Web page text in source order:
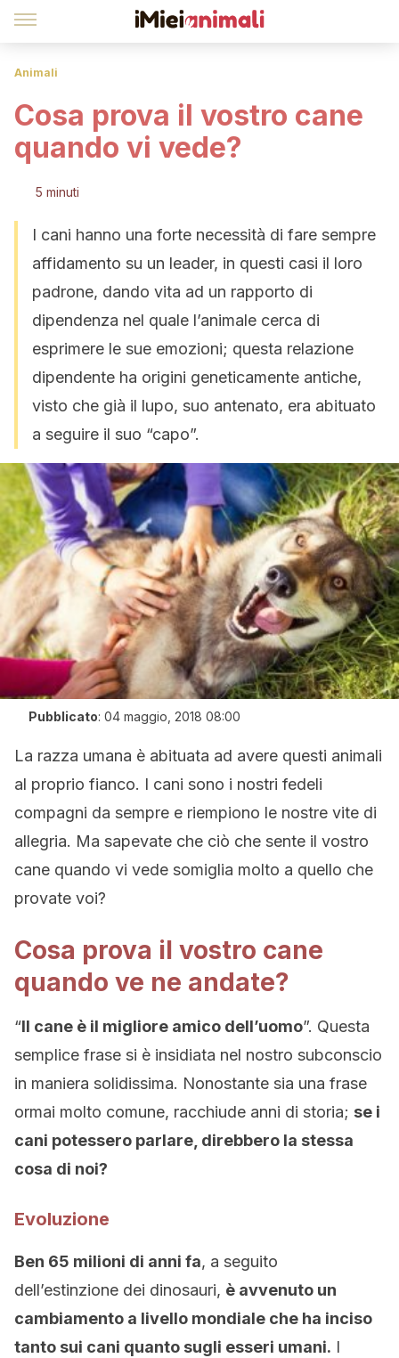
Animali
Cosa prova il vostro cane
quando vi vede?
5 minuti
I cani hanno una forte necessità di fare sempre
affidamento su un leader, in questi casi il loro
padrone, dando vita ad un rapporto di
dipendenza nel quale l’animale cerca di
esprimere le sue emozioni; questa relazione
dipendente ha origini geneticamente antiche,
visto che già il lupo, suo antenato, era abituato
a seguire il suo “capo”.
Pubblicato: 04 maggio, 2018 08:00
La razza umana è abituata ad avere questi animali
al proprio fianco. I cani sono i nostri fedeli
compagni da sempre e riempiono le nostre vite di
allegria. Ma sapevate che ciò che sente il vostro
cane quando vi vede somiglia molto a quello che
provate voi?
Cosa prova il vostro cane
quando ve ne andate?
“Il cane è il migliore amico dell’uomo”. Questa
semplice frase si è insidiata nel nostro subconscio
in maniera solidissima. Nonostante sia una frase
ormai molto comune, racchiude anni di storia; se i
cani potessero parlare, direbbero la stessa
cosa di noi?
Evoluzione
Ben 65 milioni di anni fa, a seguito
dell’estinzione dei dinosauri, è avvenuto un
cambiamento a livello mondiale che ha inciso
tanto sui cani quanto sugli esseri umani. I